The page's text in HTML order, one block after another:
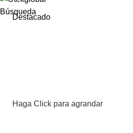
Búsqueda
Destacado
Haga Click para agrandar